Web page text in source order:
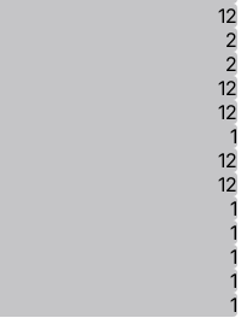
12
2
2
12
12
1
12
12
1
1
1
1
1